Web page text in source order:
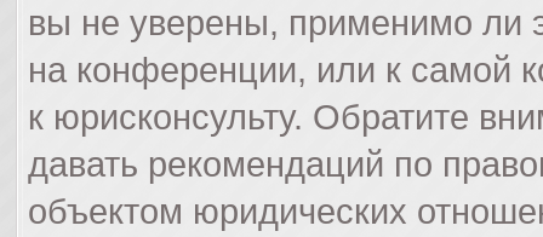
вы не уверены, применимо ли
на конференции, или к самой
к юрисконсульту. Обратите
давать рекомендаций по
объектом юридических